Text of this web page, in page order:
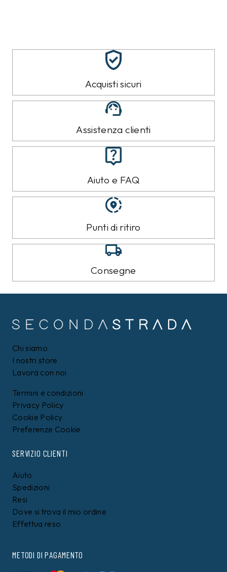
Acquisti sicuri
Assistenza clienti
Aiuto e FAQ
Punti di ritiro
Consegne
Chi siamo
I nostri store
Lavora con noi
Termini e condizioni
Privacy Policy
Cookie Policy
Preferenze Cookie
SERVIZIO CLIENTI
Aiuto
Spedizioni
Resi
Dove si trova il mio ordine
Effettua reso
METODI DI PAGAMENTO